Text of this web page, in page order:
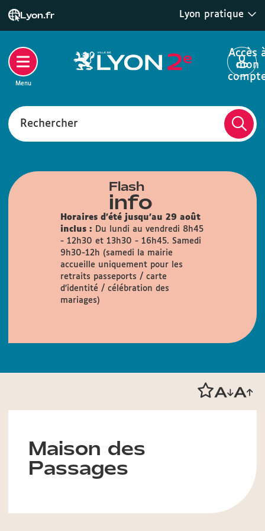
Lyon.fr Lyon pratique
Rechercher
Accès
mon
Menu
Flash
info
Horaires d'été jusqu'au 29 août
inclus :
Du lundi au vendredi 8h45
- 12h30 et 13h30 - 16h45. Samedi
9h30-12h (samedi la mairie
accueille uniquement pour les
retraits passeports / carte
d’identité / célébration des
mariages)
Maison des
Passages